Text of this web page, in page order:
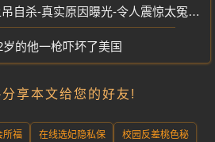
自杀-真实原因曝光-令人震惊太冤枉了
岁的他一枪吓坏了美国
享本文给您的好友!
所福
在线选妃隐私保
校园反差桃色秘